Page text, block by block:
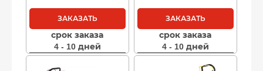
ЗАКАЗАТЬ
срок заказа
4 - 10 дней
ЗАКАЗАТЬ
срок заказа
4 - 10 дней